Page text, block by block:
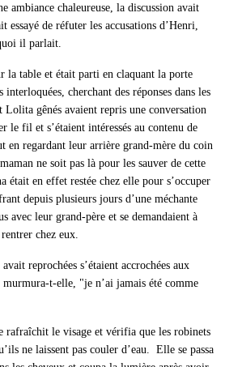
ambiance chaleureuse, la discussion avait
de réfuter les accusations d’Henri,
il parlait.
la table et était parti en claquant la porte
cherchant des réponses dans les
gênés avaient repris une conversation
le fil et s’étaient intéressés au contenu de
en regardant leur arrière grand-mère du coin
ne soit pas là pour les sauver de cette
en effet restée chez elle pour s’occuper
depuis plusieurs jours d’une méchante
avec leur grand-père et se demandaient à
chez eux.
reprochées s’étaient accrochées aux
t-elle, "je n’ai jamais été comme
rafraîchit le visage et vérifia que les robinets
ne laissent pas couler d’eau. Elle se passa